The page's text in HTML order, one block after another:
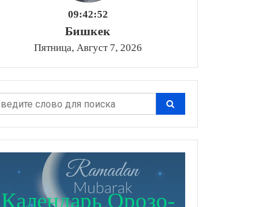
09:42:53
Бишкек
Пятница, Август 7, 2026
Календарь Орозо-